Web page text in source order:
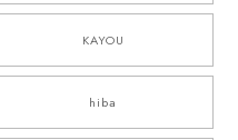
KAYOU
hiba